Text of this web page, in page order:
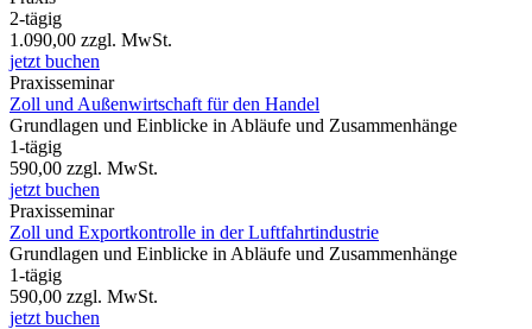
2-tägig
1.090,00 zzgl. MwSt.
jetzt buchen
Praxisseminar
Zoll und Außenwirtschaft für den Handel
Grundlagen und Einblicke in Abläufe und Zusammenhänge
1-tägig
590,00 zzgl. MwSt.
jetzt buchen
Praxisseminar
Zoll und Exportkontrolle in der Luftfahrtindustrie
Grundlagen und Einblicke in Abläufe und Zusammenhänge
1-tägig
590,00 zzgl. MwSt.
jetzt buchen